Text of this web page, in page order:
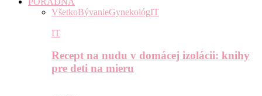
VšetkoBývanieGynekológIT
IT
Recept na nudu v domácej izolácii: knihy
pre deti na mieru